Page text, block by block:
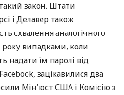
закон. Штати
і Делавер також
схвалення аналогічного
року випадками, коли
надати їм паролі від
зацікавилися два
Мін'юст США і Комісію з